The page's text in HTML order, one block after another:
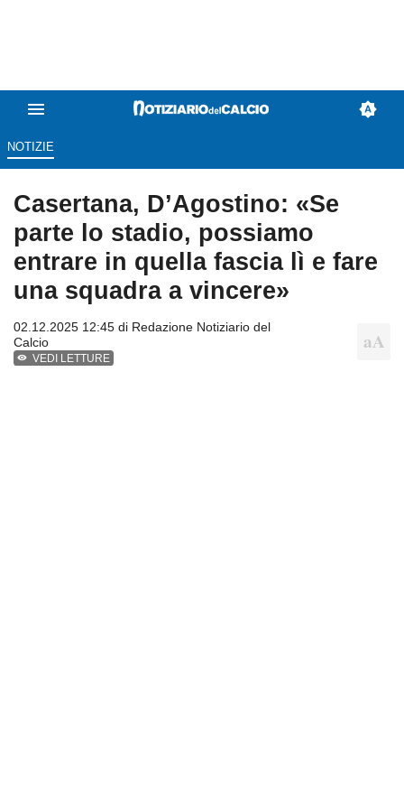
NOTIZIE
Casertana, D’Agostino: «Se
parte lo stadio, possiamo
entrare in quella fascia lì e fare
una squadra a vincere»
02.12.2025 12:45 di Redazione Notiziario del
Calcio
VEDI LETTURE